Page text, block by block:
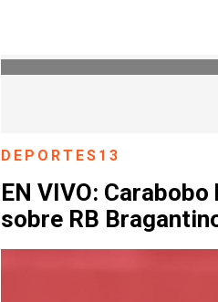
DEPORTES13
EN VIVO:
sobre RB